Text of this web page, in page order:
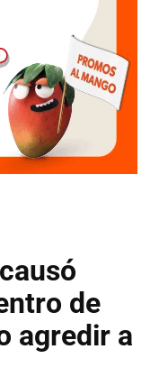
de
agredir a